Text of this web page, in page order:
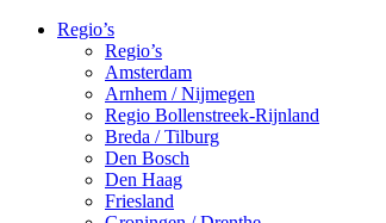
Regio’s
Regio’s
Amsterdam
Arnhem / Nijmegen
Regio Bollenstreek-Rijnland
Breda / Tilburg
Den Bosch
Den Haag
Friesland